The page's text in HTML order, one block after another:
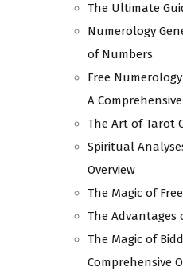
The Ultimate
Numerology
of Numbers
Free
A
The Art of Tarot
Spiritual
Overview
The Magic of
The Advantages
The Magic of
Comprehensive